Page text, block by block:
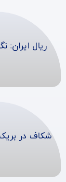
ریال ایران:
شکاف در